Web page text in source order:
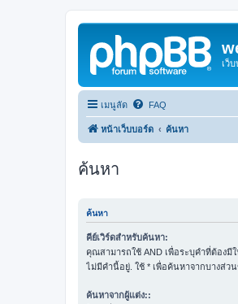
เว็
เมนูลัด FAQ
หน้าเว็บบอร์ด ค้นหา
ค้นหา
ค้นหา
คีย์เวิร์ดสำหรับค้นหา:
คุณสามารถใช้ AND เพื่อระบุคำที่ต้อง
ไม่มีคำนี้อยู่. ใช้ * เพื่อค้นหาจากบางส่ว
ค้นหาจากผู้แต่ง::